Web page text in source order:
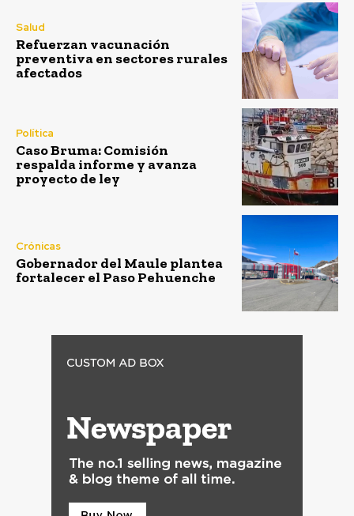
Salud
Refuerzan vacunación
preventiva en sectores rurales
afectados
Política
Caso Bruma: Comisión
respalda informe y avanza
proyecto de ley
Crónicas
Gobernador del Maule plantea
fortalecer el Paso Pehuenche